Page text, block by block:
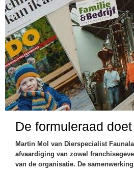
De formuleraad
Martin Mol van Dierspecialist
afvaardiging van zowel
van de organisatie. De